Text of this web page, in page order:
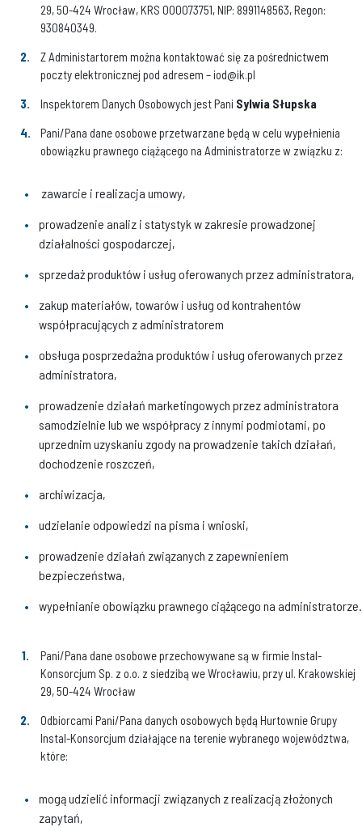
29, 50-424 Wrocław, KRS 000073751, NIP: 8991148563, Regon:
930840349.
Z Administartorem można kontaktować się za pośrednictwem
poczty elektronicznej pod adresem – iod@ik.pl
Inspektorem Danych Osobowych jest Pani Sylwia Słupska
Pani/Pana dane osobowe przetwarzane będą w celu wypełnienia
obowiązku prawnego ciążącego na Administratorze w związku z:
zawarcie i realizacja umowy,
prowadzenie analiz i statystyk w zakresie prowadzonej
działalności gospodarczej,
sprzedaż produktów i usług oferowanych przez administratora,
zakup materiałów, towarów i usług od kontrahentów
współpracujących z administratorem
obsługa posprzedażna produktów i usług oferowanych przez
administratora,
prowadzenie działań marketingowych przez administratora
samodzielnie lub we współpracy z innymi podmiotami, po
uprzednim uzyskaniu zgody na prowadzenie takich działań,
dochodzenie roszczeń,
archiwizacja,
udzielanie odpowiedzi na pisma i wnioski,
prowadzenie działań związanych z zapewnieniem
bezpieczeństwa,
wypełnianie obowiązku prawnego ciążącego na administratorze.
Pani/Pana dane osobowe przechowywane są w firmie Instal-
Konsorcjum Sp. z o.o. z siedzibą we Wrocławiu, przy ul. Krakowskiej
29, 50-424 Wrocław
Odbiorcami Pani/Pana danych osobowych będą Hurtownie Grupy
Instal-Konsorcjum działające na terenie wybranego województwa,
które:
mogą udzielić informacji związanych z realizacją złożonych
zapytań,